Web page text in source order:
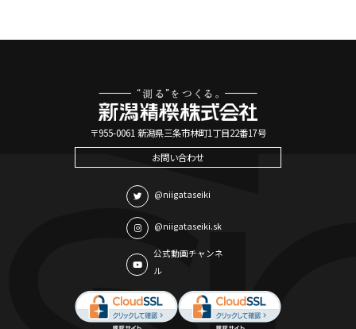
〒955-0061 新潟県三条市林町1丁目22番17号
お問い合わせ
@niigataseiki
@niigataseiki.sk
公式動画チャンネ
ル